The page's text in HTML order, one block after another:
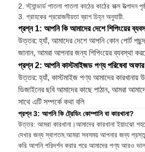
2. স্ট্যান্ডার্ড পাতলা পাতলা কাঠের কাঠের বাক্স উত্পাদন
3. গ্রাহকের প্রয়োজনীয়তা ব্রাশ চিহ্ন অনুযায়ী.
প্রশ্ন 1: আপনি কি আমাদের দেশে শিপিংয়ের
উত্তর: হ্যাঁ, আমাদের দেশে আপনি কোন পোর্ট
জানান, আমরা আপনার জন্য শিপিংয়ের ব্যবস্থা
প্রশ্ন 2: আপনি কাস্টমাইজড পণ্য পরিষেবা
উত্তর: হ্যাঁ, কাস্টমাইজ পণ্য আমাদের
ডিজাইনের ছবি আমাদের কাছে পাঠান, আমরা
সাথে এটি সম্পর্কে কথা বলি
প্রশ্ন 3: আপনি কি ট্রেডিং কোম্পানি বা কারখানা?
উত্তর: আমরা কারখানা।আমাদের কারখানা ইয়াংঝো
দেখার জন্য স্বাগতম.আমরা সবসময় আপনার জন্য
করি আপনি পরিদর্শন করার পরে আমাদের পণ্য আরও